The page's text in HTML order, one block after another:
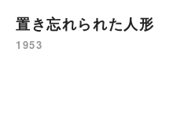
置き忘れられた人形
1953